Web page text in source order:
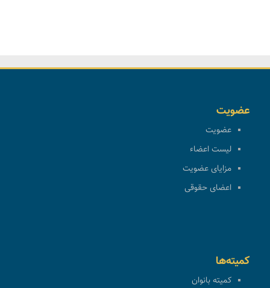
عضویت
عضویت
لیست اعضاء
مزایای عضویت
اعضای حقوقی
کمیته‌ها
کمیته بانوان